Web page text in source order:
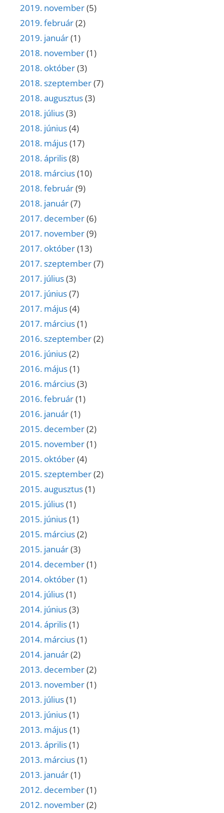
2019. november(5)
2019. február(2)
2019. január(1)
2018. november(1)
2018. október(3)
2018. szeptember(7)
2018. augusztus(3)
2018. július(3)
2018. június(4)
2018. május(17)
2018. április(8)
2018. március(10)
2018. február(9)
2018. január(7)
2017. december(6)
2017. november(9)
2017. október(13)
2017. szeptember(7)
2017. július(3)
2017. június(7)
2017. május(4)
2017. március(1)
2016. szeptember(2)
2016. június(2)
2016. május(1)
2016. március(3)
2016. február(1)
2016. január(1)
2015. december(2)
2015. november(1)
2015. október(4)
2015. szeptember(2)
2015. augusztus(1)
2015. július(1)
2015. június(1)
2015. március(2)
2015. január(3)
2014. december(1)
2014. október(1)
2014. július(1)
2014. június(3)
2014. április(1)
2014. március(1)
2014. január(2)
2013. december(2)
2013. november(1)
2013. július(1)
2013. június(1)
2013. május(1)
2013. április(1)
2013. március(1)
2013. január(1)
2012. december(1)
2012. november(2)